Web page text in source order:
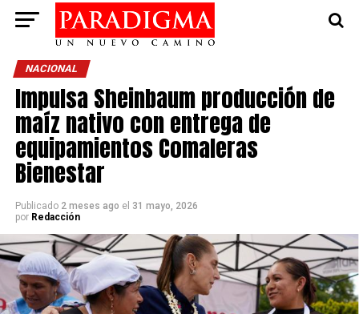
NACIONAL
Impulsa Sheinbaum producción de
maíz nativo con entrega de
equipamientos Comaleras
Bienestar
Publicado 2 meses ago el 31 mayo, 2026
por Redacción